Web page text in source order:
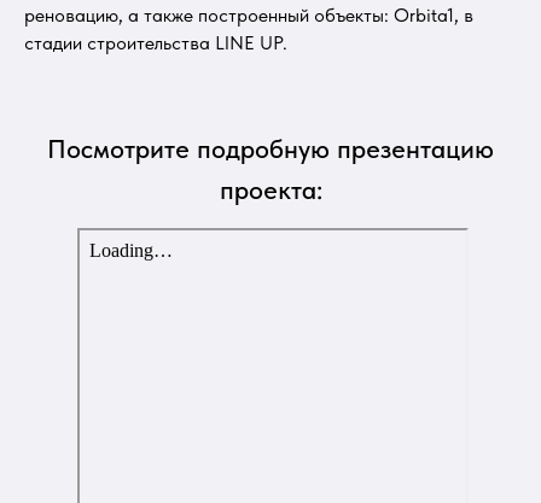
реновацию, а также построенный объекты: Orbita1, в
стадии строительства LINE UP.
Посмотрите подробную презентацию
проекта: